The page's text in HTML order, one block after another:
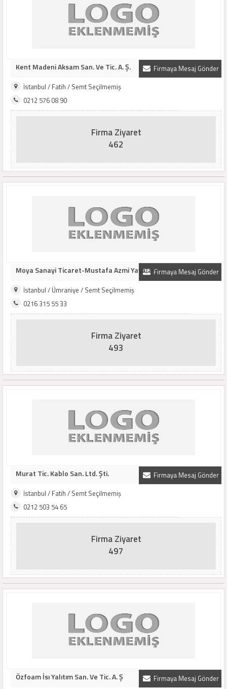
Firmaya Mesaj Gönder
Kent Madeni Aksam San. Ve Tic. A. Ş.
İstanbul / Fatih / Semt Seçilmemiş
0212 576 08 90
Firma Ziyaret
462
Firmaya Mesaj Gönder
Moya Sanayi Ticaret-Mustafa Azmi Yayalar
İstanbul / Ümraniye / Semt Seçilmemiş
0216 315 55 33
Firma Ziyaret
493
Firmaya Mesaj Gönder
Murat Tic. Kablo San. Ltd. Şti.
İstanbul / Fatih / Semt Seçilmemiş
0212 503 54 65
Firma Ziyaret
497
Firmaya Mesaj Gönder
Özfoam İsı Yalıtım San. Ve Tic. A. Ş